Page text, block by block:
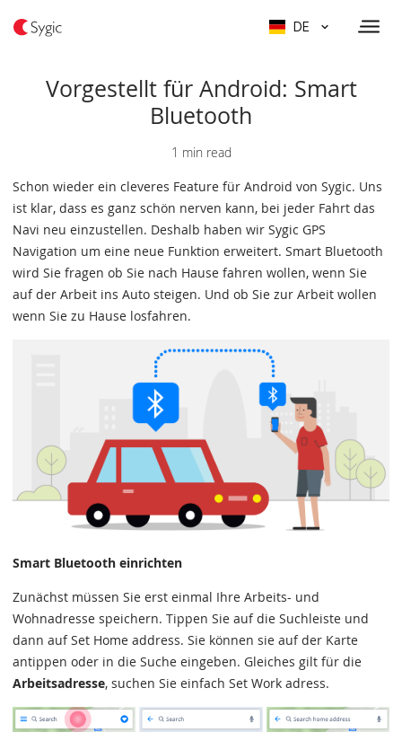
DE
Vorgestellt für Android: Smart
Bluetooth
1 min read
Schon wieder ein cleveres Feature für Android von Sygic. Uns
ist klar, dass es ganz schön nerven kann, bei jeder Fahrt das
Navi neu einzustellen. Deshalb haben wir Sygic GPS
Navigation um eine neue Funktion erweitert. Smart Bluetooth
wird Sie fragen ob Sie nach Hause fahren wollen, wenn Sie
auf der Arbeit ins Auto steigen. Und ob Sie zur Arbeit wollen
wenn Sie zu Hause losfahren.
Smart Bluetooth einrichten
Zunächst müssen Sie erst einmal Ihre Arbeits- und
Wohnadresse speichern. Tippen Sie auf die Suchleiste und
dann auf Set Home address. Sie können sie auf der Karte
antippen oder in die Suche eingeben. Gleiches gilt für die
Arbeitsadresse, suchen Sie einfach Set Work adress.